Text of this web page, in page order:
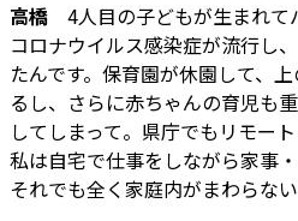
高橋 4人目の子どもが生まれて
コロナウイルス感染症が流行し
たんです。保育園が休園して、
るし、さらに赤ちゃんの育児も
してしまって。県庁でもリモー
私は自宅で仕事をしながら家事
それでも全く家庭内がまわらない